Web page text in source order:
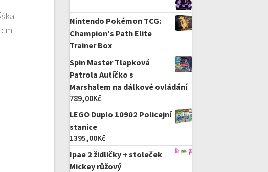
Nintendo Pokémon TCG:
Champion's Path Elite
Trainer Box
Spin Master Tlapková
Patrola Autíčko s
Marshalem na dálkové ovládání
789,00Kč
LEGO Duplo 10902 Policejní
stanice
1395,00Kč
Ipae 2 židličky + stoleček
Mickey růžový